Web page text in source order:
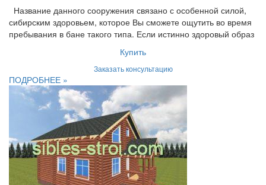
Название данного сооружения связано с особенной силой,
сибирским здоровьем, которое Вы сможете ощутить во время
пребывания в бане такого типа. Если истинно здоровый образ
Купить
Заказать консультацию
ПОДРОБНЕЕ »